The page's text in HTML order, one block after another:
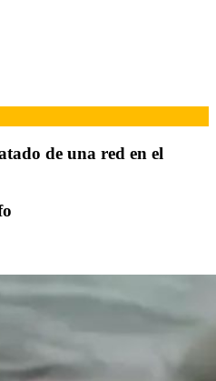
de una red en el